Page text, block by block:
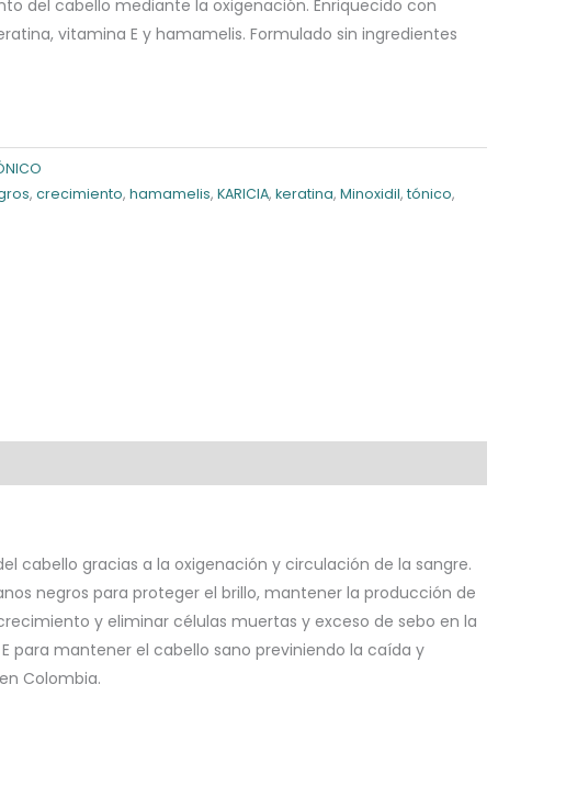
del cabello mediante la oxigenación. Enriquecido con
vitamina E y hamamelis. Formulado sin ingredientes
, crecimiento, hamamelis, KARICIA, keratina, Minoxidil, tónico,
cabello gracias a la oxigenación y circulación de la sangre.
negros para proteger el brillo, mantener la producción de
y eliminar células muertas y exceso de sebo en la
para mantener el cabello sano previniendo la caída y
Colombia.